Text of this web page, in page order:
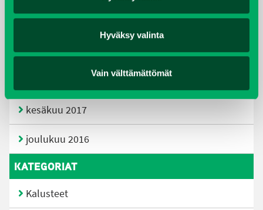
Hyväksy valinta
Vain välttämättömät
tammikuu 2018
joulukuu 2017
kesäkuu 2017
joulukuu 2016
KATEGORIAT
Kalusteet